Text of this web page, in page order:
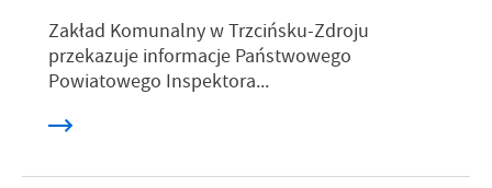
Zakład Komunalny w Trzcińsku-Zdroju
przekazuje informacje Państwowego
Powiatowego Inspektora...